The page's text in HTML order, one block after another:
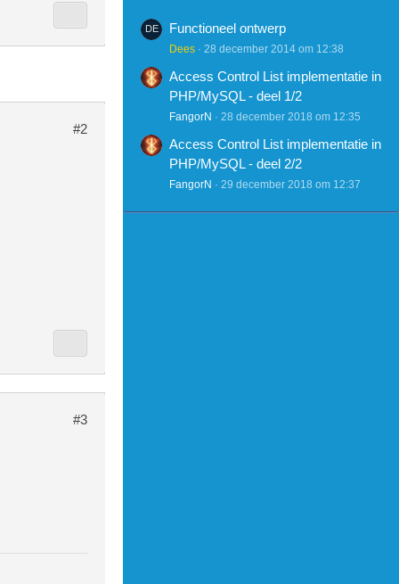
#2
#3
Functioneel ontwerp
Dees 28 december 2014 om 12:38
Access Control List implementatie in
PHP/MySQL - deel 1/2
FangorN 28 december 2018 om 12:35
Access Control List implementatie in
PHP/MySQL - deel 2/2
FangorN 29 december 2018 om 12:37